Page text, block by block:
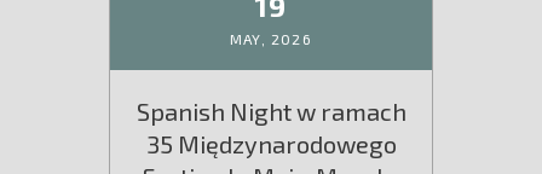
MAY, 2026
Spanish Night w ramach
35 Międzynarodowego